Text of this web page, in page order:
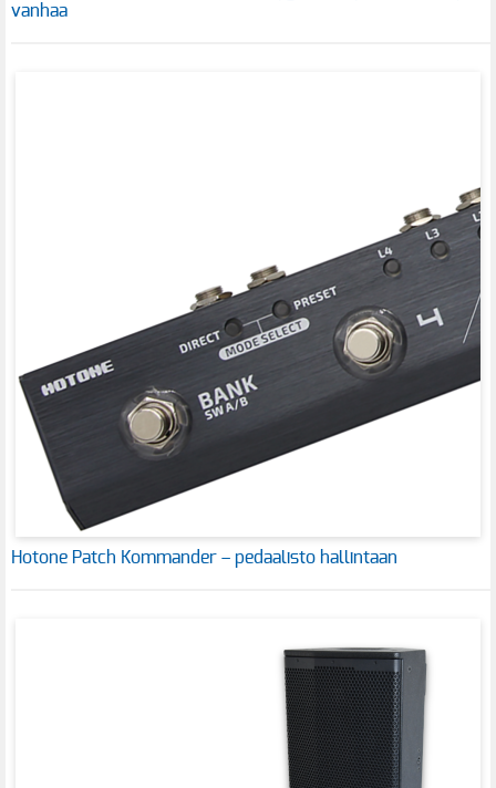
vanhaa
Hotone Patch Kommander – pedaalisto hallintaan